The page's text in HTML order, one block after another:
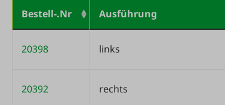
Bestell-.Nr Ausführung
20398 links
20392 rechts